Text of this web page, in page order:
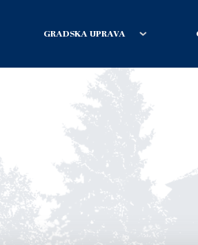
GRADSKA UPRAVA